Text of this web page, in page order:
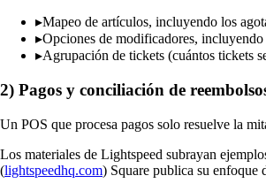
▸Mapeo de artículos, incluyendo los
▸Opciones de modificadores, incluyendo
▸Agrupación de tickets (cuántos tickets
2) Pagos y conciliación de
Un POS que procesa pagos solo resuelve la
Los materiales de Lightspeed subrayan
(lightspeedhq.com) Square publica su enfoque